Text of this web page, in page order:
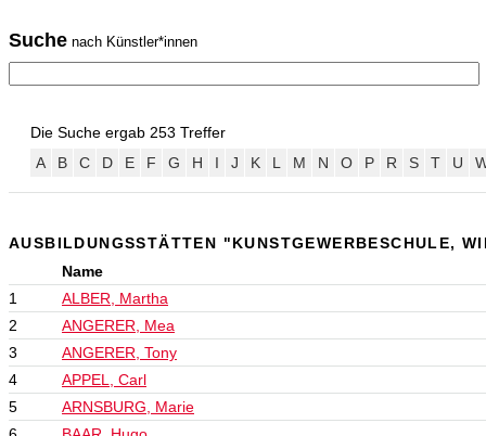
Suche nach Künstler*innen
Die Suche ergab 253 Treffer
A
B C D E F G H I J K L M N O P R S T U
AUSBILDUNGSSTÄTTEN "KUNSTGEWERBESCHULE,
Name
1
ALBER, Martha
2
ANGERER, Mea
3
ANGERER, Tony
4
APPEL, Carl
5
ARNSBURG, Marie